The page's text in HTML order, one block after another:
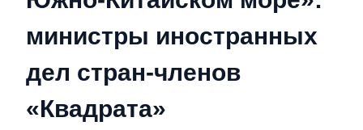
министры иностранных
дел стран-членов
«Квадрата»